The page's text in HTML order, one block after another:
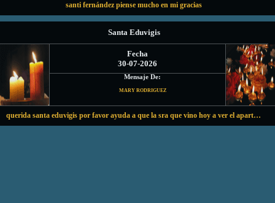
santi fernández piense mucho en mi gracias
Santa Eduvigis
Fecha
30-07-2026
Mensaje De:
MARY RODRIGUEZ
querida santa eduvigis por favor ayuda a que la sra que vino hoy a ver el apartamento lo compre y nos lo alquile a nosotros y podamos seguir viviendo aquí gracias